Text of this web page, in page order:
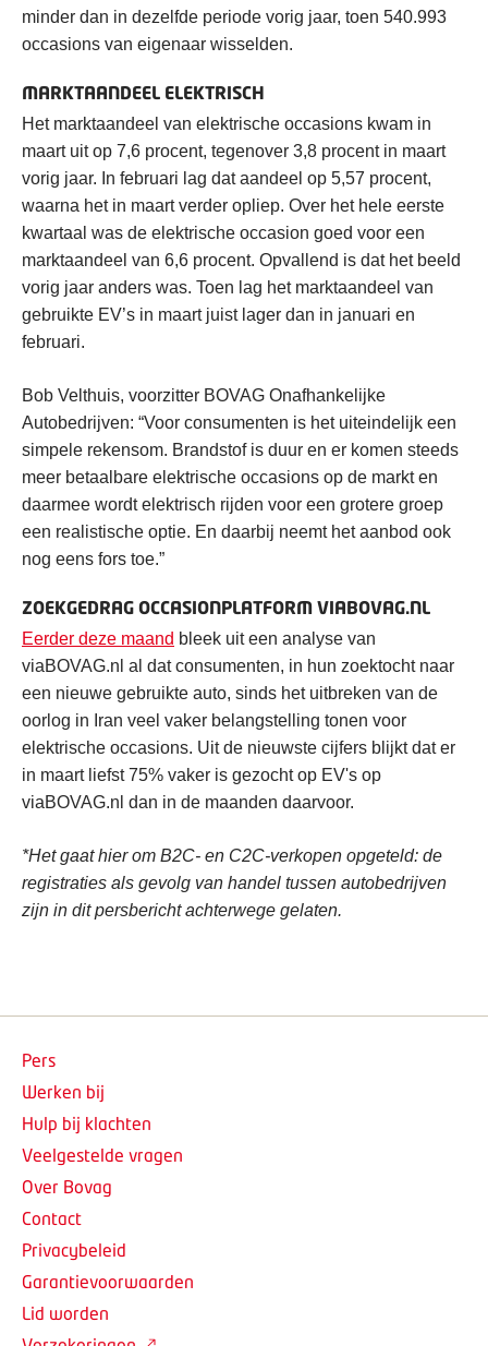
minder dan in dezelfde periode vorig jaar, toen 540.993
occasions van eigenaar wisselden.
MARKTAANDEEL ELEKTRISCH
Het marktaandeel van elektrische occasions kwam in
maart uit op 7,6 procent, tegenover 3,8 procent in maart
vorig jaar. In februari lag dat aandeel op 5,57 procent,
waarna het in maart verder opliep. Over het hele eerste
kwartaal was de elektrische occasion goed voor een
marktaandeel van 6,6 procent. Opvallend is dat het beeld
vorig jaar anders was. Toen lag het marktaandeel van
gebruikte EV’s in maart juist lager dan in januari en
februari.
Bob Velthuis, voorzitter BOVAG Onafhankelijke
Autobedrijven: “Voor consumenten is het uiteindelijk een
simpele rekensom. Brandstof is duur en er komen steeds
meer betaalbare elektrische occasions op de markt en
daarmee wordt elektrisch rijden voor een grotere groep
een realistische optie. En daarbij neemt het aanbod ook
nog eens fors toe.”
ZOEKGEDRAG OCCASIONPLATFORM VIABOVAG.NL
Eerder deze maand bleek uit een analyse van
viaBOVAG.nl al dat consumenten, in hun zoektocht naar
een nieuwe gebruikte auto, sinds het uitbreken van de
oorlog in Iran veel vaker belangstelling tonen voor
elektrische occasions. Uit de nieuwste cijfers blijkt dat er
in maart liefst 75% vaker is gezocht op EV's op
viaBOVAG.nl dan in de maanden daarvoor.
*Het gaat hier om B2C- en C2C-verkopen opgeteld: de
registraties als gevolg van handel tussen autobedrijven
zijn in dit persbericht achterwege gelaten.
Pers
Werken bij
Hulp bij klachten
Veelgestelde vragen
Over Bovag
Contact
Privacybeleid
Garantievoorwaarden
Lid worden